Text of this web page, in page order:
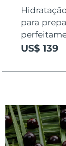
para
US$ 139